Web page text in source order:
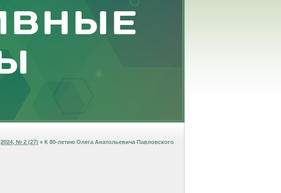
2024, № 2 (27) » К 80-летию Олега Анатольевича Павловского